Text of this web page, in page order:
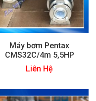
Máy bơm Pentax
CMS32C/4m 5,5HP
Liên Hệ